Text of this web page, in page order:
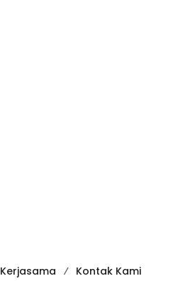
Kerjasama Kontak Kami